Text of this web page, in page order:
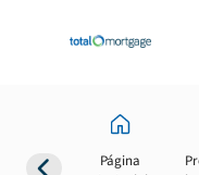
Página